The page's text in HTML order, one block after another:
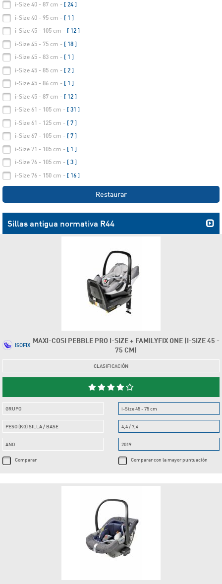
i-Size 40 - 87 cm - [ 24 ]
i-Size 40 - 95 cm - [ 1 ]
i-Size 45 - 105 cm - [ 12 ]
i-Size 45 - 75 cm - [ 18 ]
i-Size 45 - 83 cm - [ 1 ]
i-Size 45 - 85 cm - [ 2 ]
i-Size 45 - 86 cm - [ 1 ]
i-Size 45 - 87 cm - [ 12 ]
i-Size 61 - 105 cm - [ 31 ]
i-Size 61 - 125 cm - [ 7 ]
i-Size 67 - 105 cm - [ 7 ]
i-Size 71 - 105 cm - [ 1 ]
i-Size 76 - 105 cm - [ 3 ]
i-Size 76 - 150 cm - [ 16 ]
Restaurar
Sillas antigua normativa R44
MAXI-COSI PEBBLE PRO I-SIZE + FAMILYFIX ONE (I-SIZE 45 -
75 CM)
ISOFIX
CLASIFICACIÓN
GRUPO
PESO (KG) SILLA / BASE
AÑO
Comparar
i-Size 45 - 75 cm
4,4 / 7,4
2019
Comparar con la mayor puntuación